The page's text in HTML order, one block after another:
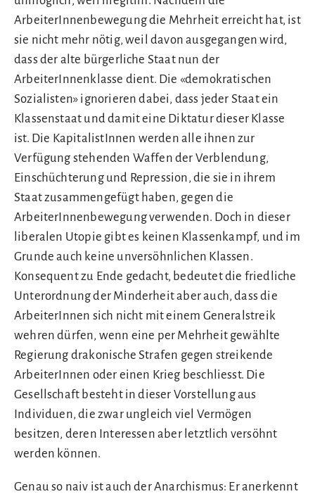
ArbeiterInnenbewegung die Mehrheit erreicht hat, ist
sie nicht mehr nötig, weil davon ausgegangen wird,
dass der alte bürgerliche Staat nun der
ArbeiterInnenklasse dient. Die «demokratischen
Sozialisten» ignorieren dabei, dass jeder Staat ein
Klassenstaat und damit eine Diktatur dieser Klasse
ist. Die KapitalistInnen werden alle ihnen zur
Verfügung stehenden Waffen der Verblendung,
Einschüchterung und Repression, die sie in ihrem
Staat zusammengefügt haben, gegen die
ArbeiterInnenbewegung verwenden. Doch in dieser
liberalen Utopie gibt es keinen Klassenkampf, und im
Grunde auch keine unversöhnlichen Klassen.
Konsequent zu Ende gedacht, bedeutet die friedliche
Unterordnung der Minderheit aber auch, dass die
ArbeiterInnen sich nicht mit einem Generalstreik
wehren dürfen, wenn eine per Mehrheit gewählte
Regierung drakonische Strafen gegen streikende
ArbeiterInnen oder einen Krieg beschliesst. Die
Gesellschaft besteht in dieser Vorstellung aus
Individuen, die zwar ungleich viel Vermögen
besitzen, deren Interessen aber letztlich versöhnt
werden können.
Genau so naiv ist auch der Anarchismus: Er anerkennt